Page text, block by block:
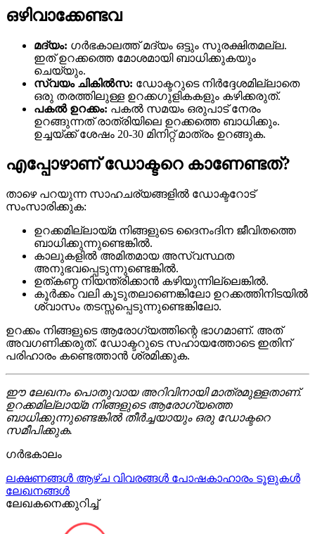
ഒഴിവാക്കേണ്ടവ
മദ്യം: ഗർഭകാലത്ത് മദ്യം ഒട്ടും സുരക്ഷിതമല്ല.
ഇത് ഉറക്കത്തെ മോശമായി ബാധിക്കുകയും
ചെയ്യും.
സ്വയം ചികിൽസ: ഡോക്ടറുടെ നിർദ്ദേശമില്ലാതെ
ഒരു തരത്തിലുള്ള ഉറക്കഗുളികകളും കഴിക്കരുത്.
പകൽ ഉറക്കം: പകൽ സമയം ഒരുപാട് നേരം
ഉറങ്ങുന്നത് രാത്രിയിലെ ഉറക്കത്തെ ബാധിക്കും.
ഉച്ചയ്ക്ക് ശേഷം 20-30 മിനിറ്റ് മാത്രം ഉറങ്ങുക.
എപ്പോഴാണ് ഡോക്ടറെ കാണേണ്ടത്?
താഴെ പറയുന്ന സാഹചര്യങ്ങളിൽ ഡോക്ടറോട്
സംസാരിക്കുക:
ഉറക്കമില്ലായ്മ നിങ്ങളുടെ ദൈനംദിന ജീവിതത്തെ
ബാധിക്കുന്നുണ്ടെങ്കിൽ.
കാലുകളിൽ അമിതമായ അസ്വസ്ഥത
അനുഭവപ്പെടുന്നുണ്ടെങ്കിൽ.
ഉത്കണ്ഠ നിയന്ത്രിക്കാൻ കഴിയുന്നില്ലെങ്കിൽ.
കൂർക്കം വലി കൂടുതലാണെങ്കിലോ ഉറക്കത്തിനിടയിൽ
ശ്വാസം തടസ്സപ്പെടുന്നുണ്ടെങ്കിലോ.
ഉറക്കം നിങ്ങളുടെ ആരോഗ്യത്തിന്റെ ഭാഗമാണ്. അത്
അവഗണിക്കരുത്. ഡോക്ടറുടെ സഹായത്തോടെ ഇതിന്
പരിഹാരം കണ്ടെത്താൻ ശ്രമിക്കുക.
ഈ ലേഖനം പൊതുവായ അറിവിനായി മാത്രമുള്ളതാണ്.
ഉറക്കമില്ലായ്മ നിങ്ങളുടെ ആരോഗ്യത്തെ
ബാധിക്കുന്നുണ്ടെങ്കിൽ തീർച്ചയായും ഒരു ഡോക്ടറെ
സമീപിക്കുക.
ഗർഭകാലം
ലക്ഷണങ്ങൾ ആഴ്ച വിവരങ്ങൾ പോഷകാഹാരം ടൂളുകൾ
ലേഖനങ്ങൾ
ലേഖകനെക്കുറിച്ച്